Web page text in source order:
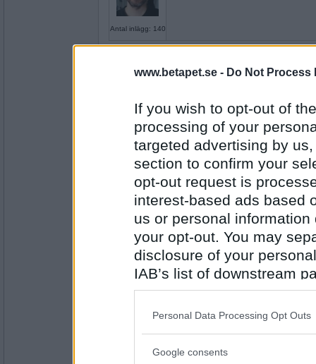
www.betapet.se - Do Not Process
If you wish to opt-out of
processing of your
targeted advertising by
section to confirm your
opt-out request is
interest-based ads based
us or personal
your opt-out. You may
disclosure of your
IAB’s list of downstream
also be disclosed by us
Downstream Participants
Please note that this
Personal Data Processing Opt Outs
Google consents
Antal inlägg: 140
Antal inlägg:
2153
Alla var glada att
kaffedricka
Antal inlägg: 140
(ett ord för mycket tidigare, så jag skrev
andan aktats
Antal inlägg:
. Barn ska andas